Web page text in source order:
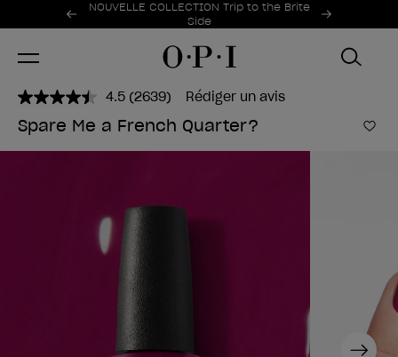
Offres promotionnelles
NOUVELLE COLLECTION Trip to the Brite
Side
Item 1 of 2
4.5 Lire
2639
avis.
page.
(2639) Rédiger un avis
Spare Me a French Quarter?
Next